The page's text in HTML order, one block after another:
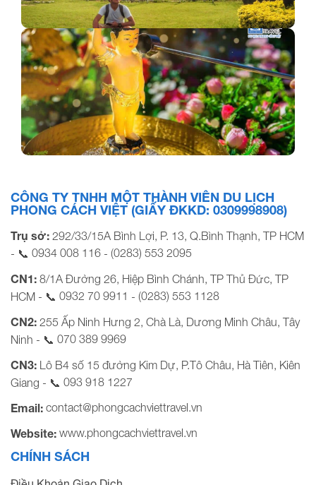
Trân Bảo Phật Sơn: Kỳ quan Phật giáo nổi tiếng
CÔNG TY TNHH MỘT THÀNH VIÊN DU LỊCH
PHONG CÁCH VIỆT (GIẤY ĐKKD: 0309998908)
Trụ sở: 292/33/15A Bình Lợi, P. 13, Q.Bình Thạnh, TP HCM
- 📞 0934 008 116 - (0283) 553 2095
CN1: 8/1A Đường 26, Hiệp Bình Chánh, TP Thủ Đức, TP
HCM - 📞 0932 70 9911 - (0283) 553 1128
CN2: 255 Ấp Ninh Hưng 2, Chà Là, Dương Minh Châu, Tây
Ninh - 📞 070 389 9969
CN3: Lô B4 số 15 đường Kim Dự, P.Tô Châu, Hà Tiên, Kiên
Giang - 📞 093 918 1227
Email: contact@phongcachviettravel.vn
Website: www.phongcachviettravel.vn
CHÍNH SÁCH